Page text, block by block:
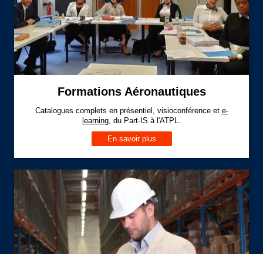
Formations Aéronautiques
Catalogues complets en présentiel, visioconférence et e-
learning, du Part-IS à l'ATPL.
En savoir plus